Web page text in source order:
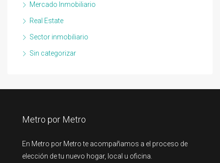
Mercado Inmobiliario
Real Estate
Sector inmobiliario
Sin categorizar
Metro por Metro
En Metro por Metro te acompañamos a el proceso de
elección de tu nuevo hogar, local u oficina.